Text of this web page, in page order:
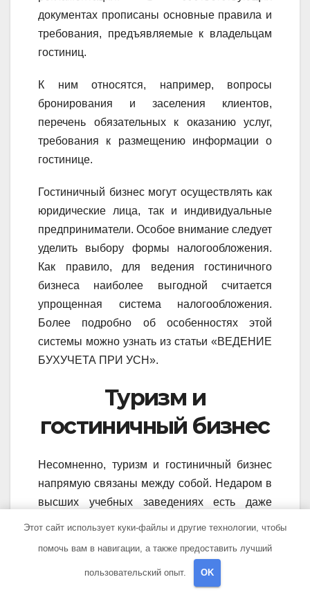
документах прописаны основные правила и
требования, предъявляемые к владельцам
гостиниц.
К ним относятся, например, вопросы
бронирования и заселения клиентов,
перечень обязательных к оказанию услуг,
требования к размещению информации о
гостинице.
Гостиничный бизнес могут осуществлять как
юридические лица, так и индивидуальные
предприниматели. Особое внимание следует
уделить выбору формы налогообложения.
Как правило, для ведения гостиничного
бизнеса наиболее выгодной считается
упрощенная система налогообложения.
Более подробно об особенностях этой
системы можно узнать из статьи «ВЕДЕНИЕ
БУХУЧЕТА ПРИ УСН».
Туризм и
гостиничный бизнес
Несомненно, туризм и гостиничный бизнес
напрямую связаны между собой. Недаром в
высших учебных заведениях есть даже
такая специализация, которая выпускает
туристической сфере, так и в гостиничном
Этот сайт использует куки-файлы и другие технологии, чтобы
помочь вам в навигации, а также предоставить лучший
пользовательский опыт. OK